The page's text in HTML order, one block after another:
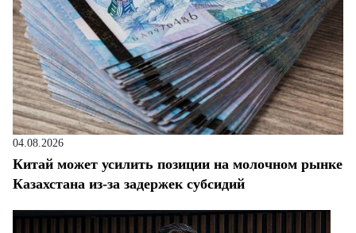
04.08.2026
Китай может усилить позиции на молочном рынке
Казахстана из-за задержек субсидий